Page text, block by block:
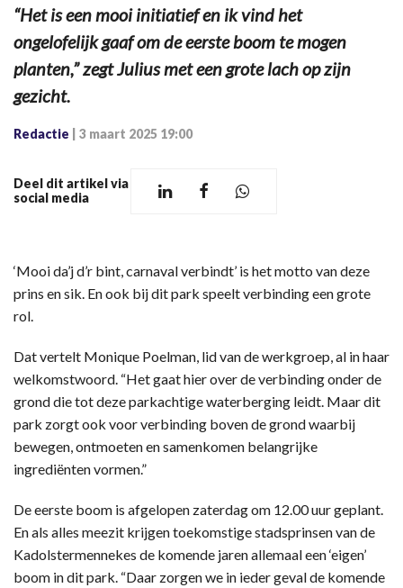
“Het is een mooi initiatief en ik vind het
ongelofelijk gaaf om de eerste boom te mogen
planten,” zegt Julius met een grote lach op zijn
gezicht.
Redactie 3 maart 2025 19:00
Deel dit artikel via
social media
‘Mooi da’j d’r bint, carnaval verbindt’ is het motto van deze
prins en sik. En ook bij dit park speelt verbinding een grote
rol.
Dat vertelt Monique Poelman, lid van de werkgroep, al in haar
welkomstwoord. “Het gaat hier over de verbinding onder de
grond die tot deze parkachtige waterberging leidt. Maar dit
park zorgt ook voor verbinding boven de grond waarbij
bewegen, ontmoeten en samenkomen belangrijke
ingrediënten vormen.”
De eerste boom is afgelopen zaterdag om 12.00 uur geplant.
En als alles meezit krijgen toekomstige stadsprinsen van de
Kadolstermennekes de komende jaren allemaal een ‘eigen’
boom in dit park. “Daar zorgen we in ieder geval de komende